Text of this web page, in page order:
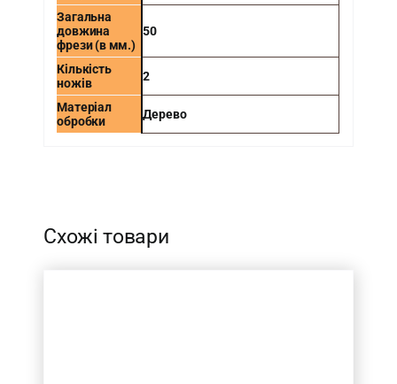
Загальна
довжина
фрези (в мм.)
50
Кількість
ножів
2
Матеріал
обробки
Дерево
Схожі товари